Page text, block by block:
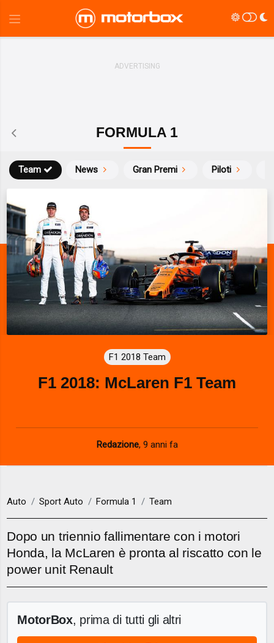
FORMULA 1
News Gran Premi
Team Piloti
F1 2018 Team
F1 2018: McLaren F1 Team
Redazione, 9 anni fa
Auto Sport Auto Formula 1 Team
Dopo un triennio fallimentare con i motori
Honda, la McLaren è pronta al riscatto con le
power unit Renault
MotorBox, prima di tutti gli altri